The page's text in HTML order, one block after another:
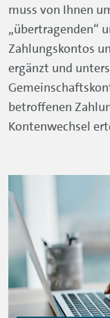
muss von Ihnen
„übertragenden“
Zahlungskontos
ergänzt und
betroffenen
Kontenwechsel